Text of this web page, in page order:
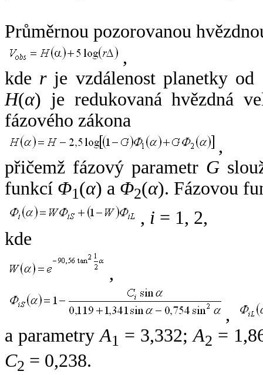
Průměrnou pozorovanou
,
kde rje vzdálenost planetky od
H(α) je redukovaná hvězdná
fázového zákona
,
přičemž fázový parametr G
funkcí Φ1(α) a Φ2(α). Fázovou
, i = 1, 2,
kde
,
,
a parametryA1 = 3,332;A2 =
C2 = 0,238.